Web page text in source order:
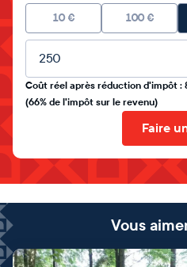
10 € 100 €
Montant libre
Coût réel après réduction d'impôt :
(66% de l'impôt sur le revenu)
Faire
Vous